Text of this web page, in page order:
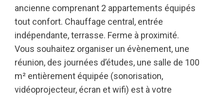
ancienne comprenant 2 appartements équipés
tout confort. Chauffage central, entrée
indépendante, terrasse. Ferme à proximité.
Vous souhaitez organiser un évènement, une
réunion, des journées d’études, une salle de 100
m² entièrement équipée (sonorisation,
vidéoprojecteur, écran et wifi) est à votre